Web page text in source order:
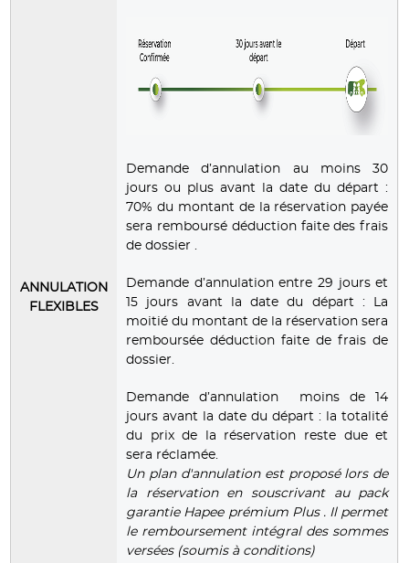
ANNULATION
FLEXIBLES
Demande d’annulation au moins 30
jours ou plus avant la date du départ :
70% du montant de la réservation payée
sera remboursé déduction faite des frais
de dossier .
Demande d’annulation entre 29 jours et
15 jours avant la date du départ : La
moitié du montant de la réservation sera
remboursée déduction faite de frais de
dossier.
Demande d’annulation moins de 14
jours avant la date du départ : la totalité
du prix de la réservation reste due et
sera réclamée.
Un plan d'annulation est proposé lors de
la réservation en souscrivant au pack
garantie Hapee prémium Plus . Il permet
le remboursement intégral des sommes
versées (soumis à conditions)